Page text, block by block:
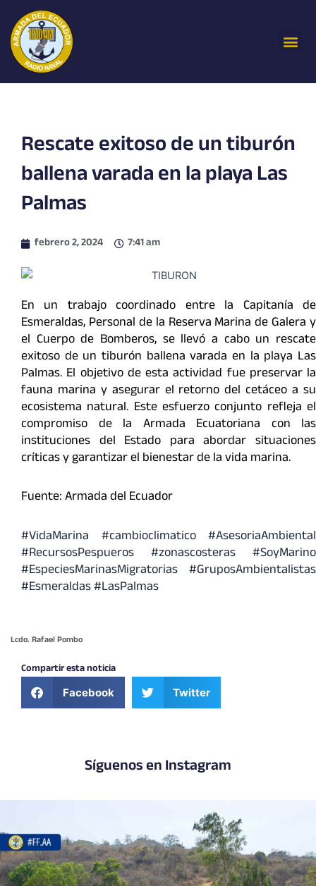
contenido
Rescate exitoso de un tiburón
ballena varada en la playa Las
Palmas
febrero 2, 2024 7:41 am
En un trabajo coordinado entre la Capitanía de
Esmeraldas, Personal de la Reserva Marina de Galera y
el Cuerpo de Bomberos, se llevó a cabo un rescate
exitoso de un tiburón ballena varada en la playa Las
Palmas. El objetivo de esta actividad fue preservar la
fauna marina y asegurar el retorno del cetáceo a su
ecosistema natural. Este esfuerzo conjunto refleja el
compromiso de la Armada Ecuatoriana con las
instituciones del Estado para abordar situaciones
críticas y garantizar el bienestar de la vida marina.
Fuente: Armada del Ecuador
#VidaMarina
#cambioclimatico #AsesoriaAmbiental
#RecursosPespueros
#zonascosteras
#SoyMarino
#EspeciesMarinasMigratorias #GruposAmbientalistas
#Esmeraldas #LasPalmas
Lcdo. Rafael Pombo
Compartir esta noticia
Facebook Twitter
Síguenos en Instagram